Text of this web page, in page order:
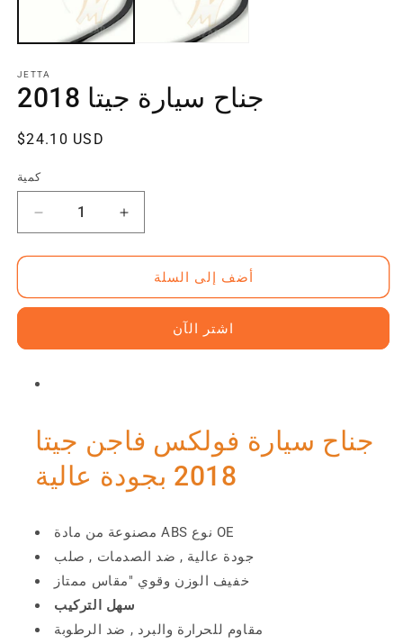
JETTA
جناح سيارة جيتا 2018
سعر
$24.10 USD
كمية
ل
سيارة
زيادة
ل
سيارة
أضف إلى السلة
اشتر الآن
جناح سيارة فولكس فاجن جيتا
مصنوعة من مادة ABS نوع OE
جودة عالية , ضد الصدمات , صلب
خفيف الوزن وقوي "مقاس ممتاز
سهل التركيب
مقاوم للحرارة والبرد , ضد الرطوبة